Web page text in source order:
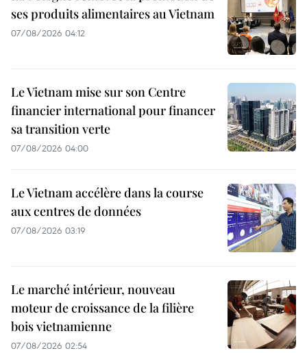
ses produits alimentaires au Vietnam
07/08/2026 04:12
Le Vietnam mise sur son Centre
financier international pour financer
sa transition verte
07/08/2026 04:00
Le Vietnam accélère dans la course
aux centres de données
07/08/2026 03:19
Le marché intérieur, nouveau
moteur de croissance de la filière
bois vietnamienne
07/08/2026 02:54